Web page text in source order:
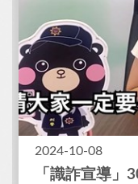
2024-10-08
「識詐宣導」